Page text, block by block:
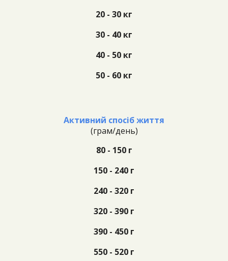
20 - 30 кг
30 - 40 кг
40 - 50 кг
50 - 60 кг
Активний спосіб життя
(грам/день)
80- 150 г
150 - 240 г
240 - 320 г
320 - 390 г
390 - 450 г
550 - 520 г